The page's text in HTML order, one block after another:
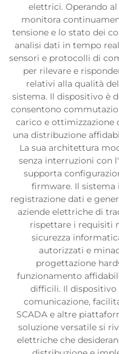
elettrici. Operando
monitora
tensione e lo stato dei
analisi dati in tempo
sensori e protocolli di
per rilevare e
relativi alla qualità
sistema. Il dispositivo è
consentono
carico e ottimizzazione
una distribuzione
La sua architettura
senza interruzioni con
supporta
firmware. Il sistema
registrazione dati e
aziende elettriche di
rispettare i requisiti
sicurezza
autorizzati e
progettazione
funzionamento
difficili. Il
comunicazione,
SCADA e altre
soluzione versatile si
elettriche che